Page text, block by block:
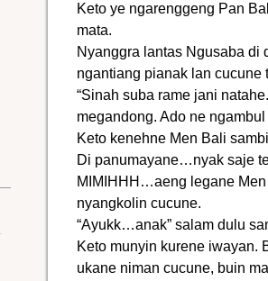
Keto ye ngarenggeng Pan
mata.
Nyanggra lantas Ngusaba di
ngantiang pianak lan cucune
“Sinah suba rame jani
megandong. Ado ne
Keto kenehne Men Bali
Di panumayane…nyak saje
MIMIHHH…aeng legane
nyangkolin cucune.
“Ayukk…anak” salam dulu
Keto munyin kurene iwayan.
ukane niman cucune, buin